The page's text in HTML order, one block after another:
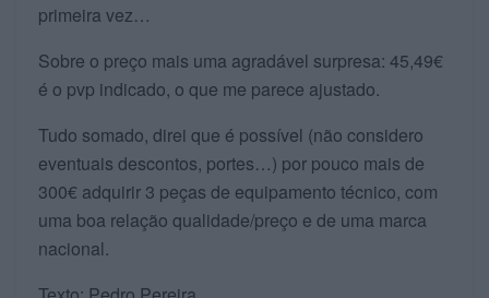
primeira vez…
Sobre o preço mais uma agradável surpresa: 45,49€
é o pvp indicado, o que me parece ajustado.
Tudo somado, direi que é possível (não considero
eventuais descontos, portes…) por pouco mais de
300€ adquirir 3 peças de equipamento técnico, com
uma boa relação qualidade/preço e de uma marca
nacional.